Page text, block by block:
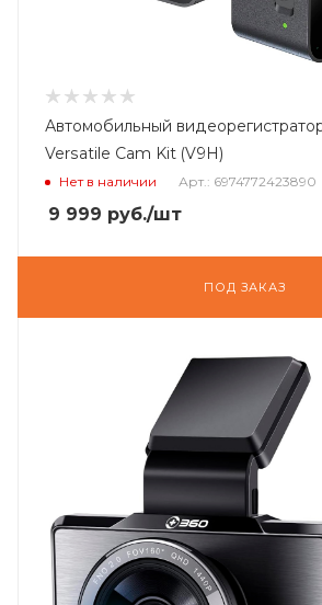
Автомобильный
Versatile Cam Kit (V9H)
Нет в наличии Арт.: 6974772423890
9 999 руб./шт
ПОД ЗАКАЗ